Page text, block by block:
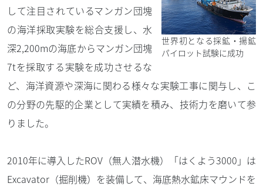
世界初となる採鉱・揚鉱
パイロット試験に成功
して注目されているマンガン団塊
の海洋採取実験を総合支援し、水
深2,200mの海底からマンガン団塊
7tを採取する実験を成功させるな
ど、海洋資源や深海に関わる様々な実験工事に関与し、こ
の分野の先駆的企業として実績を積み、技術力を磨いて参
りました。
2010年に導入したROV（無人潜水機）「はくよう3000」は
Excavator（掘削機）を装備して、海底熱水鉱床マウンドを